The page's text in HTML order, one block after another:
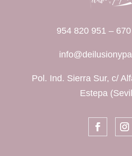
954 820 951 –
Pol. Ind. Sierra Sur, c/
Estepa